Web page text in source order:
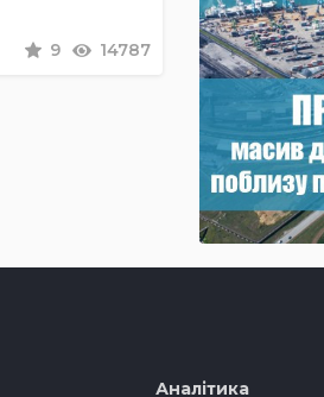
9 14787
Аналітика